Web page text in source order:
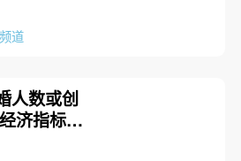
道
人数或创
济指标关